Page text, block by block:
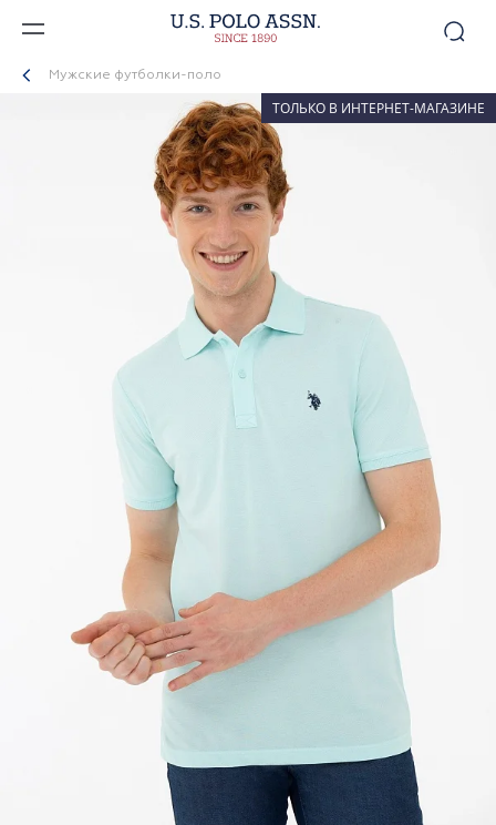
Мужские футболки-поло
ТОЛЬКО В ИНТЕРНЕТ-МАГАЗИНЕ